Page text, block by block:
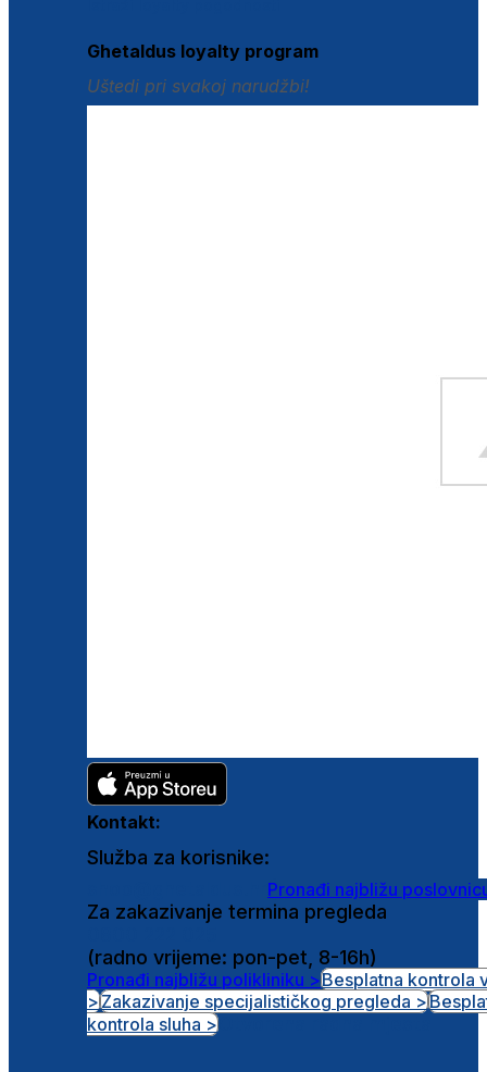
Ghetaldus loyalty program
Uštedi pri svakoj narudžbi!
Kontakt:
Služba za korisnike:
Pronađi najbližu
Za zakazivanje termina pregleda
(radno vrijeme: pon-pet, 8-16h)
Pronađi najbližu polikliniku >Besplatna kontrola
>Zakazivanje specijalističkog pregleda >
kontrola sluha >